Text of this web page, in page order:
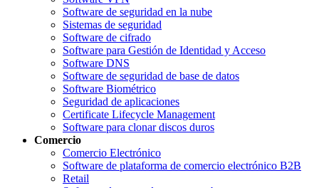
Software de seguridad en la nube
Sistemas de seguridad
Software de cifrado
Software para Gestión de Identidad y Acceso
Software DNS
Software de seguridad de base de datos
Software Biométrico
Seguridad de aplicaciones
Certificate Lifecycle Management
Software para clonar discos duros
Comercio
Comercio Electrónico
Software de plataforma de comercio electrónico B2B
Retail